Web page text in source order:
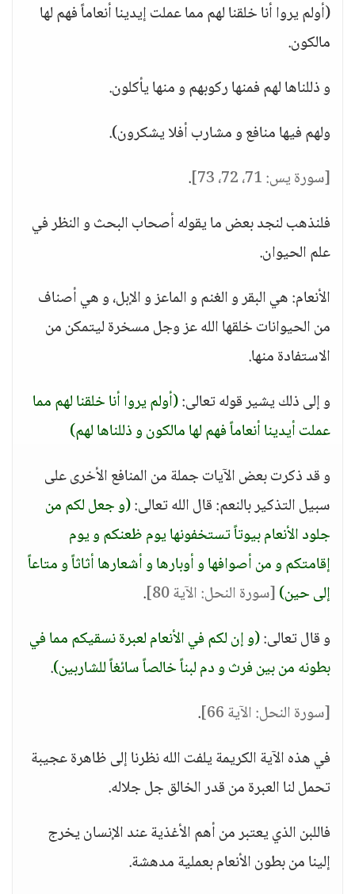
(أولم يروا أنا خلقنا لهم مما عملت إيدينا أنعاماً فهم لها
مالكون.
و ذللناها لهم فمنها ركوبهم و منها يأكلون.
ولهم فيها منافع و مشارب أفلا يشكرون).
[سورة يس: 71، 72، 73]
.
فلنذهب لنجد بعض ما يقوله أصحاب البحث و النظر في
علم الحيوان.
الأنعام: هي البقر و الغنم و الماعز و الإبل، و هي أصناف
من الحيوانات خلقها الله عز وجل مسخرة ليتمكن من
الاستفادة منها.
و إلى ذلك يشير قوله تعالى:(أولم يروا أنا خلقنا لهم مما
عملت أيدينا أنعاماً فهم لها مالكون و ذللناها لهم)
و قد ذكرت بعض الآيات جملة من المنافع الأخرى على
سبيل التذكير بالنعم: قال الله تعالى:(و جعل لكم من
جلود الأنعام بيوتاً تستخفونها يوم ظعنكم و يوم
إقامتكم و من أصوافها و أوبارها و أشعارها أثاثاً و متاعاً
إلى حين)[سورة النحل: الآية 80]
.
و قال تعالى:(و إن لكم في الأنعام لعبرة نسقيكم مما في
بطونه من بين فرث و دم لبناً خالصاً سائغاً للشاربين).
[سورة النحل: الآية 66]
.
في هذه الآية الكريمة يلفت الله نظرنا إلى ظاهرة عجيبة
تحمل لنا العبرة من قدر الخالق جل جلاله.
فاللبن الذي يعتبر من أهم الأغذية عند الإنسان يخرج
إلينا من بطون الأنعام بعملية مدهشة.